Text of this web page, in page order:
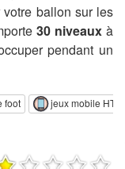
ballon sur les
30 niveaux à
pendant un
foot jeux mobile